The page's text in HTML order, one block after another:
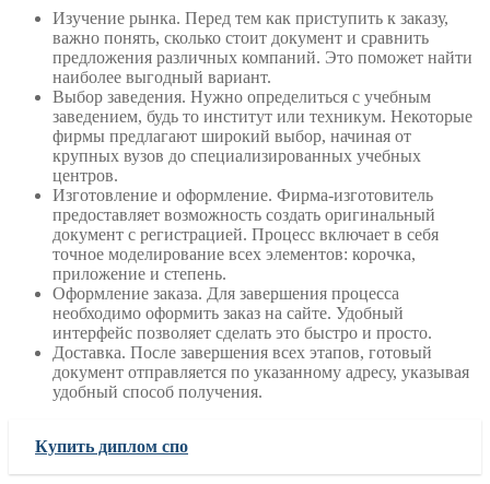
Изучение рынка. Перед тем как приступить к заказу,
важно понять, сколько стоит документ и сравнить
предложения различных компаний. Это поможет найти
наиболее выгодный вариант.
Выбор заведения. Нужно определиться с учебным
заведением, будь то институт или техникум. Некоторые
фирмы предлагают широкий выбор, начиная от
крупных вузов до специализированных учебных
центров.
Изготовление и оформление. Фирма-изготовитель
предоставляет возможность создать оригинальный
документ с регистрацией. Процесс включает в себя
точное моделирование всех элементов: корочка,
приложение и степень.
Оформление заказа. Для завершения процесса
необходимо оформить заказ на сайте. Удобный
интерфейс позволяет сделать это быстро и просто.
Доставка. После завершения всех этапов, готовый
документ отправляется по указанному адресу, указывая
удобный способ получения.
Купить диплом спо